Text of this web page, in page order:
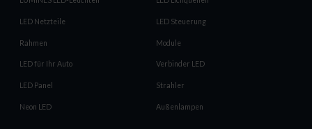
LED Netzteile LED Steuerung
Rahmen Module
LED für Ihr Auto Verbinder LED
LED Panel Strahler
Neon LED Außenlampen